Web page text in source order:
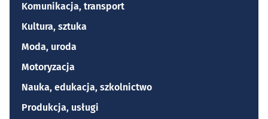
Komunikacja, transport
Kultura, sztuka
Moda, uroda
Motoryzacja
Nauka, edukacja, szkolnictwo
Produkcja, usługi